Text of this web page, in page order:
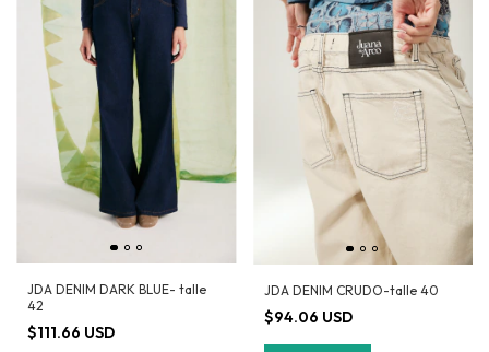
JDA DENIM DARK BLUE- talle
42
$111.66 USD
JDA DENIM CRUDO-talle 40
$94.06 USD